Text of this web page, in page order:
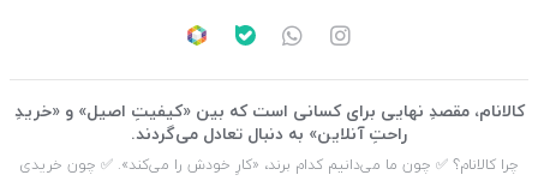
کالانام، مقصدِ نهایی برای کسانی است که بین «کیفیتِ اصیل» و «خریدِ
راحتِ آنلاین» به دنبال تعادل می‌گردند.
چرا کالانام؟ ✅ چون ما می‌دانیم کدام برند، «کارِ خودش را می‌کند». ✅ چون خریدی